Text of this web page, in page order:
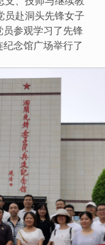
员赴洞头先锋女子
参观学习了先锋
念馆广场举行了